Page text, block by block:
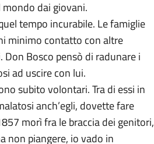
dai giovani.
tempo incurabile. Le famiglie
minimo contatto con altre
Bosco pensò di radunare i
ad uscire con lui.
subito volontari. Tra di essi in
anch’egli, dovette fare
morì fra le braccia dei genitori,
non piangere, io vado in